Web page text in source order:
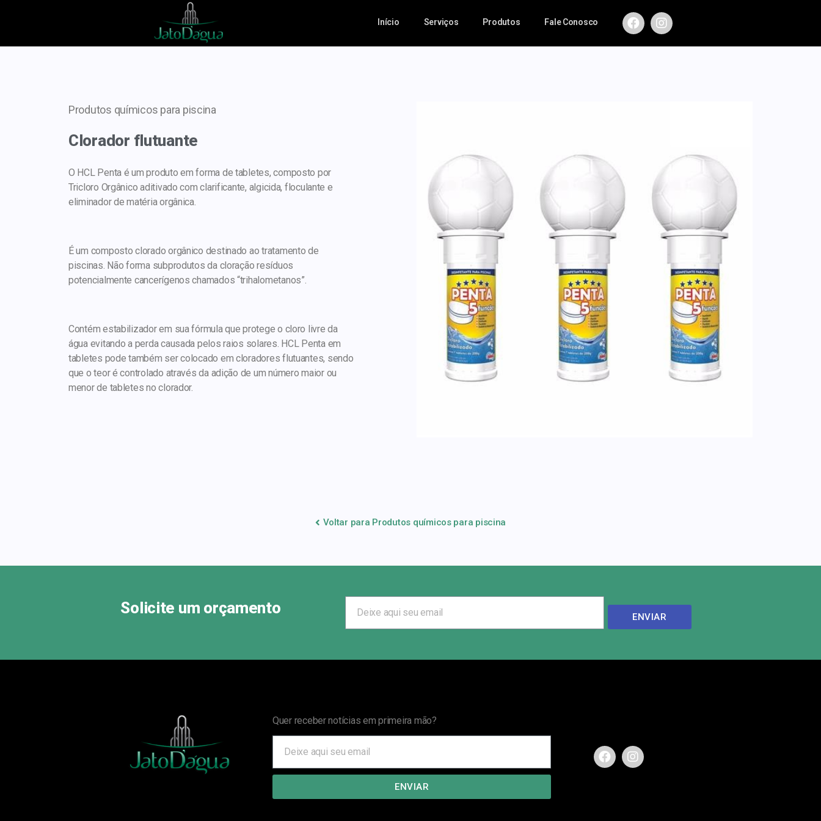
Início Serviços Produtos Fale Conosco
Produtos químicos para piscina
Clorador flutuante
O HCL Penta é um produto em forma de tabletes, composto por
Tricloro Orgânico aditivado com clarificante, algicida, floculante e
eliminador de matéria orgânica.
É um composto clorado orgânico destinado ao tratamento de
piscinas. Não forma subprodutos da cloração resíduos
potencialmente cancerígenos chamados “trihalometanos”.
Contém estabilizador em sua fórmula que protege o cloro livre da
água evitando a perda causada pelos raios solares. HCL Penta em
tabletes pode também ser colocado em cloradores flutuantes, sendo
que o teor é controlado através da adição de um número maior ou
menor de tabletes no clorador.
Voltar para Produtos químicos para piscina
Solicite um orçamento ENVIAR
Quer receber notícias em primeira mão?
ENVIAR